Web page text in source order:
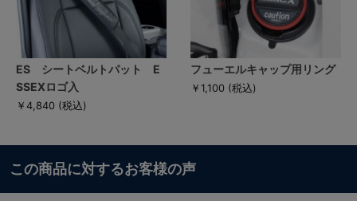
ES シートベルトパット E
SSEXロゴ入
￥4,840 (税込)
フューエルキャップ用リング
￥1,100 (税込)
この商品に対するお客様の声